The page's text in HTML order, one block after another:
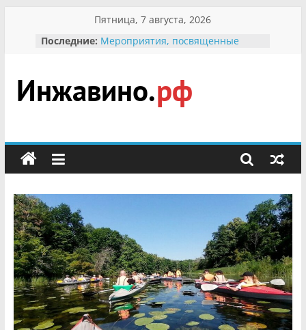
содержимому
Пятница, 7 августа, 2026
Последние: Мероприятия, посвященные
гражданин Инжавинского округа»
участнице Великой
Отечественной, фронтовичке
Безопасность в сети Интернет
мероприятии «Сохраним
первоцветы!»
заповедника родились крапчатые
суслики
Инжавино.рф
сельский
портал